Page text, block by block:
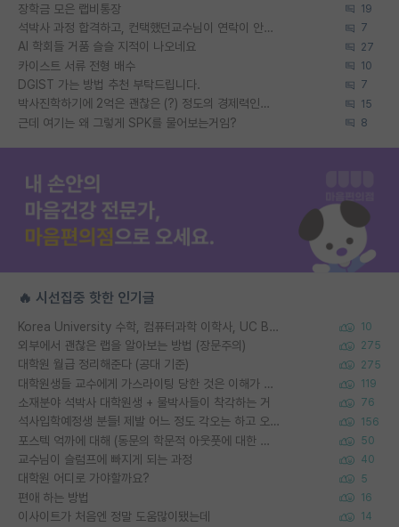
장학금 모은 랩비통장 19
석박사 과정 합격하고, 컨택했던교수님이 연락이 안됩니다... 7
AI 학회들 거품 슬슬 지적이 나오네요 27
카이스트 서류 전형 배수 10
DGIST 가는 방법 추천 부탁드립니다. 7
박사진학하기에 2억은 괜찮은 (?) 정도의 경제력인가요 15
근데 여기는 왜 그렇게 SPK를 물어보는거임? 8
🔥 시선집중 핫한 인기글
Korea University 수학, 컴퓨터과학 이학사, UC Berkeley 산업공학 대학원 공학박사가 되는 것은 쉽지 않겠죠? 10
외부에서 괜찮은 랩을 알아보는 방법 (장문주의) 275
대학원 월급 정리해준다 (공대 기준) 275
대학원생들 교수에게 가스라이팅 당한 것은 이해가 갑니다. 안타깝네요. 119
소재분야 석박사 대학원생 + 물박사들이 착각하는 거 76
석사입학예정생 분들! 제발 어느 정도 각오는 하고 오세요. 156
포스텍 억까에 대해 (동문의 학문적 아웃풋에 대한 반박) 50
교수님이 슬럼프에 빠지게 되는 과정 40
대학원 어디로 가야할까요? 5
편애 하는 방법 16
이사이트가 처음엔 정말 도움많이됐는데 14